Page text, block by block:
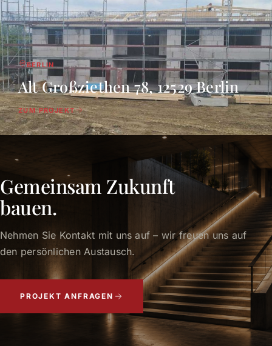
BERLIN
Alt Großziethen 78, 12529 Berlin
ZUM PROJEKT
Gemeinsam Zukunft
bauen.
Nehmen Sie Kontakt mit uns auf – wir freuen uns auf
den persönlichen Austausch.
PROJEKT ANFRAGEN